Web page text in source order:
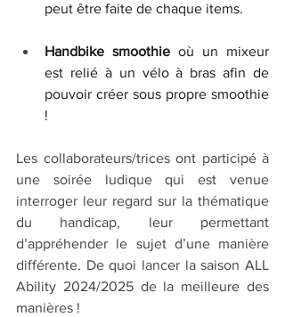
peut être faite de chaque items.
Handbike smoothie où un mixeur
est relié à un vélo à bras afin de
pouvoir créer sous propre smoothie
!
Les collaborateurs/trices ont participé à
une soirée ludique qui est venue
interroger leur regard sur la thématique
du handicap, leur permettant
d’appréhender le sujet d’une manière
différente. De quoi lancer la saison ALL
Ability 2024/2025 de la meilleure des
manières !